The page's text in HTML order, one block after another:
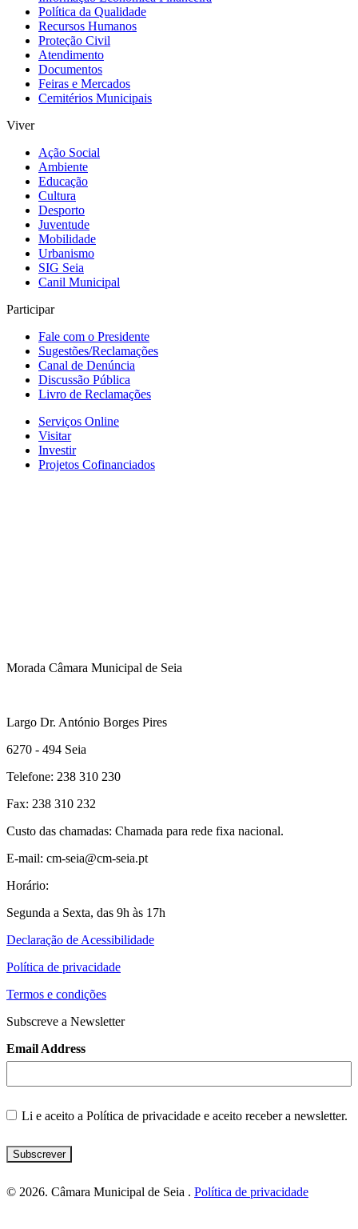
Política da Qualidade
Recursos Humanos
Proteção Civil
Atendimento
Documentos
Feiras e Mercados
Cemitérios Municipais
Viver
Ação Social
Ambiente
Educação
Cultura
Desporto
Juventude
Mobilidade
Urbanismo
SIG Seia
Canil Municipal
Participar
Fale com o Presidente
Sugestões/Reclamações
Canal de Denúncia
Discussão Pública
Livro de Reclamações
Serviços Online
Visitar
Investir
Projetos Cofinanciados
Morada Câmara Municipal de Seia
Largo Dr. António Borges Pires
6270 - 494 Seia
Telefone: 238 310 230
Fax: 238 310 232
Custo das chamadas: Chamada para rede fixa nacional.
E-mail: cm-seia@cm-seia.pt
Horário:
Segunda a Sexta, das 9h às 17h
Declaração de Acessibilidade
Política de privacidade
Termos e condições
Subscreve a Newsletter
Email Address
Li e aceito a Política de privacidade e aceito receber a newsletter.
Subscrever
© 2026. Câmara Municipal de Seia . Política de privacidade